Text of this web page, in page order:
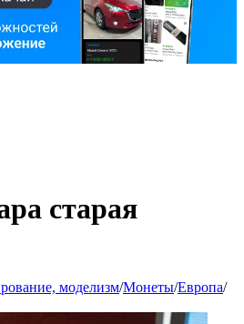
старая
моделизм/Монеты/Европа/